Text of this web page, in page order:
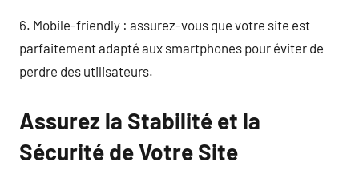
6. Mobile-friendly : assurez-vous que votre site est
parfaitement adapté aux smartphones pour éviter de
perdre des utilisateurs.
Assurez la Stabilité et la
Sécurité de Votre Site